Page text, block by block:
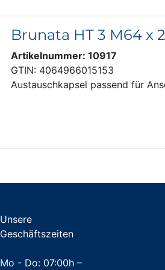
Brunata HT 3 M64 x
Artikelnummer: 10917
GTIN: 4064966015153
Austauschkapsel passend für
Unsere
Geschäftszeiten
Mo - Do: 07:00h –